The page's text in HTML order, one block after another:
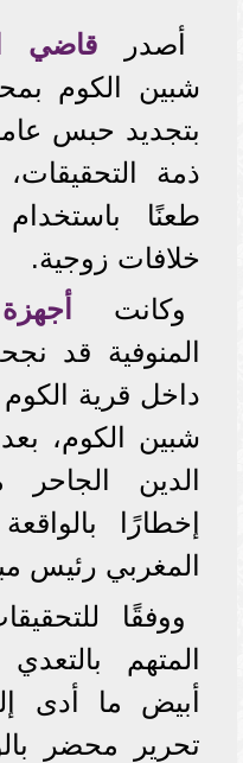
أصدر قاضي
شبين الكوم
ذمة
طعنًا
خلافات زوجية.
وكانت
المنوفية قد
داخل قرية الكوم
شبين الكوم،
الدين الجاحر
إخطارًا
المغربي رئيس
ووفقًا
المتهم
أبيض ما أدى
تحرير محضر